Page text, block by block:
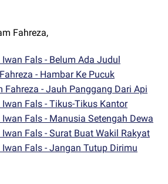
Fahreza,
Fals - Belum Ada Judul
- Hambar Ke Pucuk
Fahreza - Jauh Panggang Dari Api
Fals - Tikus-Tikus Kantor
Fals - Manusia Setengah Dewa
Fals - Surat Buat Wakil Rakyat
Fals - Jangan Tutup Dirimu